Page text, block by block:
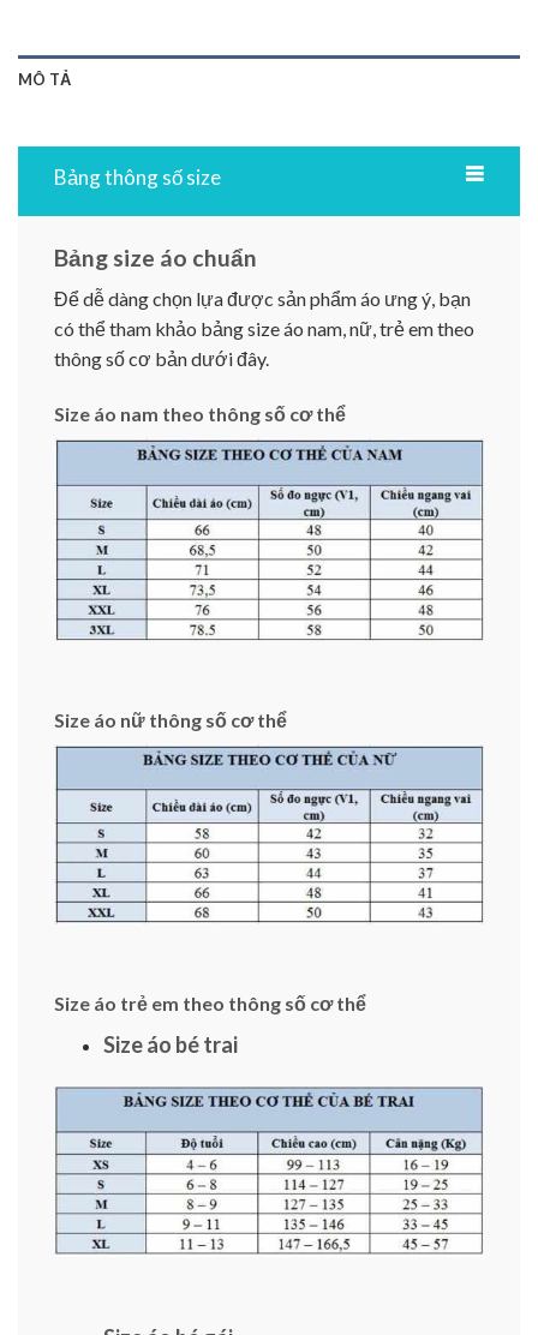
MÔ TẢ
Bảng thông số size
Bảng size áo chuẩn
Để dễ dàng chọn lựa được sản phẩm áo ưng ý, bạn
có thể tham khảo bảng size áo nam, nữ, trẻ em theo
thông số cơ bản dưới đây.
Size áo nam theo thông số cơ thể
Size áo nữ thông số cơ thể
Size áo trẻ em theo thông số cơ thể
Size áo bé trai